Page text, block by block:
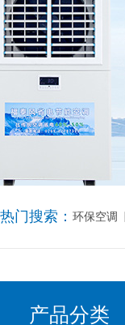
热门搜索： 环保空调
产品分类